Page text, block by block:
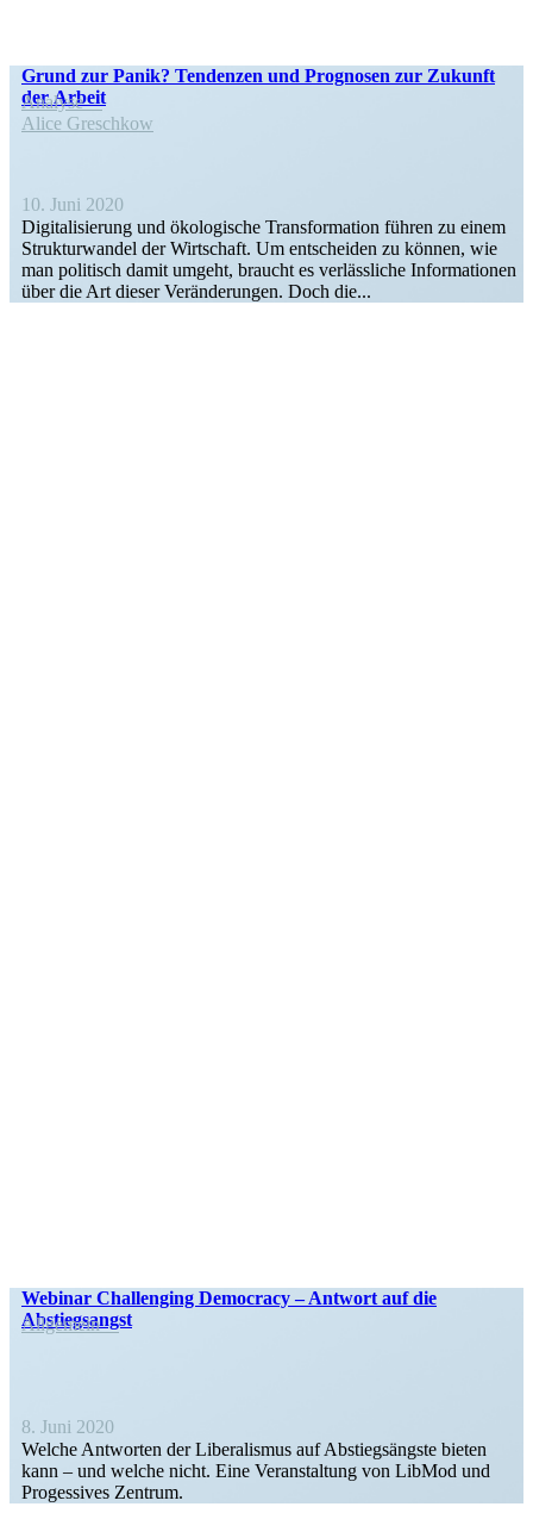
Grund zur Panik? Tendenzen und Prognosen zur Zukunft
der Arbeit
Analyse
Alice Greschkow
10. Juni 2020
Digita­li­sierung und ökolo­gische Trans­for­mation führen zu einem
Struk­tur­wandel der Wirtschaft. Um entscheiden zu können, wie
man politisch damit umgeht, braucht es verläss­liche Infor­ma­tionen
über die Art dieser Verän­de­rungen. Doch die...
Webinar Challenging Democracy – Antwort auf die
Abstiegsangst
Allgemein
8. Juni 2020
Welche Antworten der Libera­lismus auf Abstiegs­ängste bieten
kann – und welche nicht. Eine Veran­staltung von LibMod und
Progessives Zentrum.